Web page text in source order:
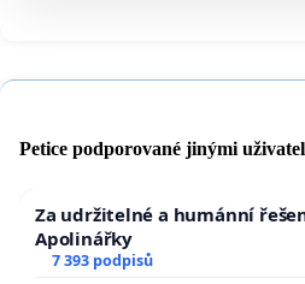
Petice podporované jinými
Za udržitelné a humánní
Apolinářky
7 393 podpisů